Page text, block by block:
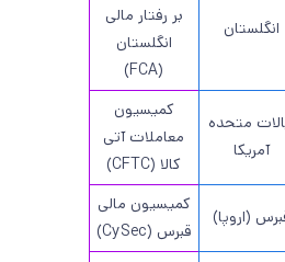
انگلستان
بر رفتار مالی
انگلستان
(FCA)
متحده
آمریکا
کمیسیون
معاملات آتی
کالا (CFTC)
(اروپا)
کمیسیون مالی
قبرس (CySec)